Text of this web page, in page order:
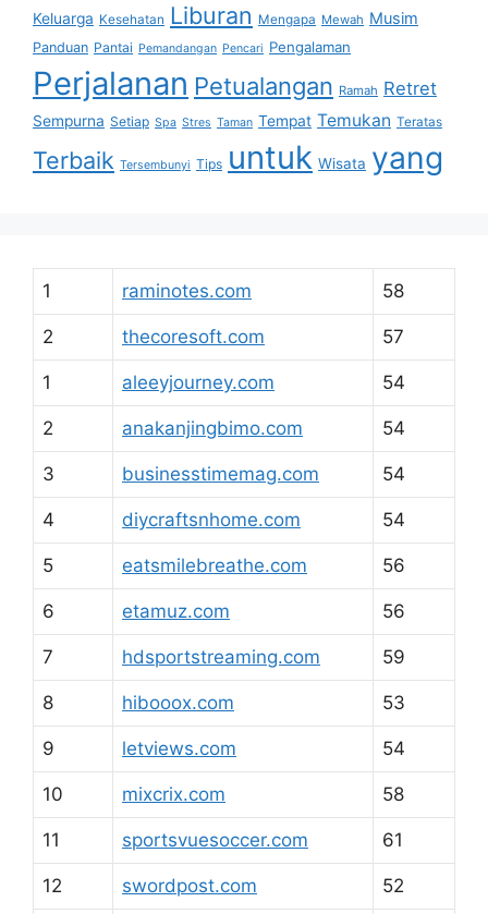
Keluarga Kesehatan Liburan Mengapa Mewah Musim
Panduan Pantai Pemandangan Pencari Pengalaman
Perjalanan Petualangan Ramah Retret
Sempurna Setiap Spa Stres Taman Tempat Temukan Teratas
Terbaik Tersembunyi Tips untuk Wisata yang
1 raminotes.com 58
2 thecoresoft.com 57
1 aleeyjourney.com 54
2 anakanjingbimo.com 54
3 businesstimemag.com 54
4 diycraftsnhome.com 54
5 eatsmilebreathe.com 56
6 etamuz.com 56
7 hdsportstreaming.com 59
8 hibooox.com 53
9 letviews.com 54
10 mixcrix.com 58
11 sportsvuesoccer.com 61
12 swordpost.com 52